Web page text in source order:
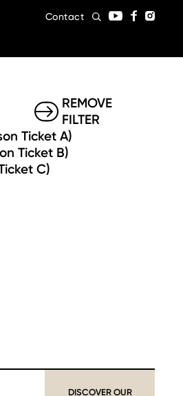
Contact
Ticket A)
Ticket B)
C)
REMOVE
FILTER
DISCOVER OUR